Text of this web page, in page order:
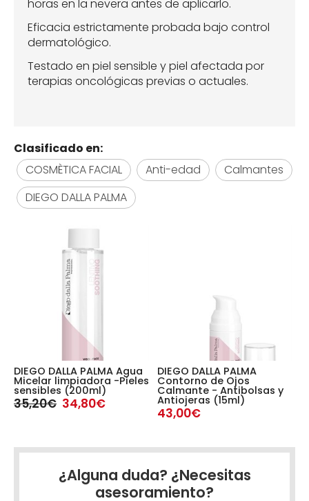
horas en la nevera antes de aplicarlo.
Eficacia estrictamente probada bajo control
dermatológico.
Testado en piel sensible y piel afectada por
terapias oncológicas previas o actuales.
Clasificado en:
COSMÈTICA FACIAL
Anti-edad
Calmantes
DIEGO DALLA PALMA
DIEGO DALLA PALMA Agua
Micelar limpiadora -Pieles
sensibles (200ml)
35,20€ 34,80€
DIEGO DALLA PALMA
Contorno de Ojos
Calmante - Antibolsas y
Antiojeras (15ml)
43,00€
¿Alguna duda? ¿Necesitas
asesoramiento?